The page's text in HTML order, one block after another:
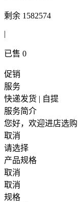
剩余 1582574
|
已售 0
促销
服务
快递发货 | 自提
服务简介
您好，欢迎进店选购
取消
请选择
产品规格
取消
取消
规格